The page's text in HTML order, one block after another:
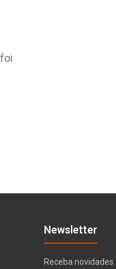
Newsletter
Receba